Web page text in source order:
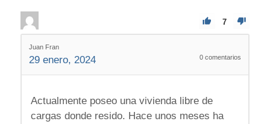
7
Juan Fran
29 enero, 2024 0 comentarios
Actualmente poseo una vivienda libre de
cargas donde resido. Hace unos meses ha